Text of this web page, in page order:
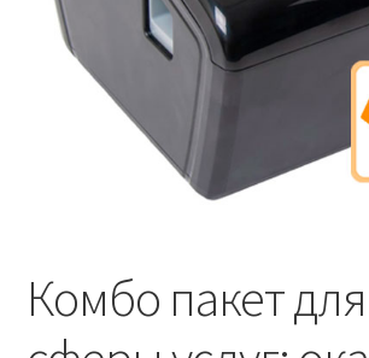
Комбо пакет для